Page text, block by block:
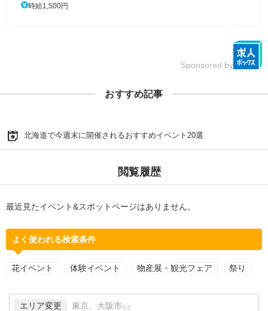
時給1,500円
Sponsored by
おすすめ記事
北海道で今週末に開催されるおすすめイベント20選
閲覧履歴
最近見たイベント&スポットページはありません。
よく使われる検索条件
花イベント 体験イベント 物産展・観光フェア 祭り
エリア変更 東京、大阪市 など